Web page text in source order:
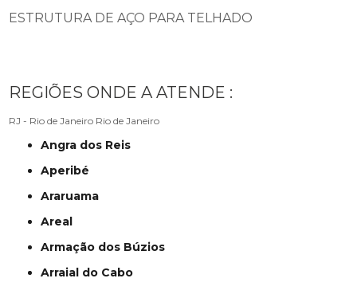
ESTRUTURA DE AÇO PARA TELHADO
REGIÕES ONDE A ATENDE :
RJ - Rio de Janeiro Rio de Janeiro
Angra dos Reis
Aperibé
Araruama
Areal
Armação dos Búzios
Arraial do Cabo